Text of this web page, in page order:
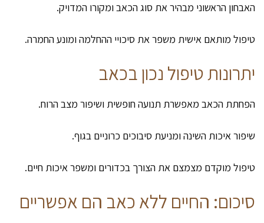
האבחון הראשוני מבהיר את סוג הכאב ומקורו המדויק.
טיפול מותאם אישית משפר את סיכויי ההחלמה ומונע החמרה.
יתרונות טיפול נכון בכאב
הפחתת הכאב מאפשרת תנועה חופשית ושיפור מצב הרוח.
שיפור איכות השינה ומניעת סיבוכים כרוניים בגוף.
טיפול מוקדם מצמצם את הצורך בכדורים ומשפר איכות חיים.
סיכום: החיים ללא כאב הם אפשריים